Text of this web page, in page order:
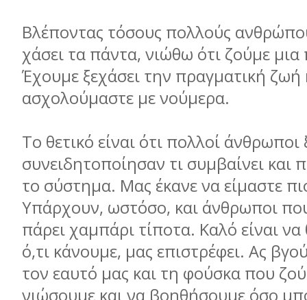
Βλέποντας τόσους πολλούς
χάσει τα πάντα, νιώθω ότι ζούµε
Έχουµε ξεχάσει την πραγµατική ζωή
ασχολούµαστε µε νούµερα.
Το θετικό είναι ότι πολλοί
συνειδητοποίησαν τι συµβαίνει και
το σύστηµα. Μας έκανε να είµαστε
Υπάρχουν, ωστόσο, και άνθρωποι
πάρει χαµπάρι τίποτα. Καλό είναι
ό,τι κάνουµε, µας επιστρέφει. Ας
τον εαυτό µας και τη φούσκα που
νιώσουµε και να βοηθήσουµε όσο